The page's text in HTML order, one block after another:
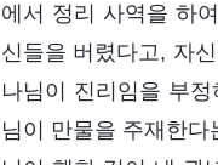
에서 정리 사역을 하
신들을 버렸다고, 자
나님이 진리임을 부
님이 만물을 주재한